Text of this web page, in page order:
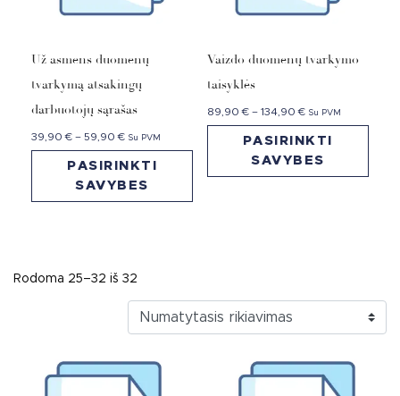
Už asmens duomenų
tvarkymą atsakingų
darbuotojų sąrašas
39,90€ – 59,90€ Su PVM
PASIRINKTI
SAVYBES
Vaizdo duomenų tvarkymo
taisyklės
89,90€ – 134,90€ Su PVM
PASIRINKTI
SAVYBES
Rodoma 25–32 iš 32